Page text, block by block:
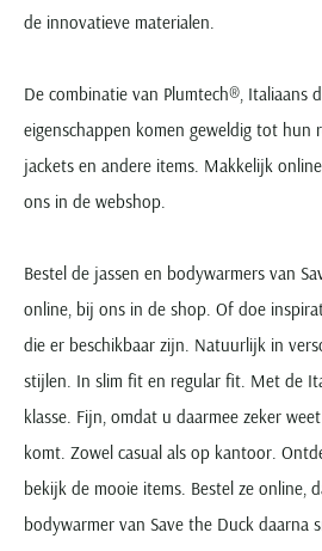
de innovatieve materialen.
De combinatie van Plumtech®, Italiaans
eigenschappen komen geweldig tot hun
jackets en andere items. Makkelijk
ons in de webshop.
Bestel de jassen en bodywarmers van
online, bij ons in de shop. Of doe
die er beschikbaar zijn. Natuurlijk in
stijlen. In slim fit en regular fit. Met de
klasse. Fijn, omdat u daarmee zeker
komt. Zowel casual als op kantoor.
bekijk de mooie items. Bestel ze online,
bodywarmer van Save the Duck daarna